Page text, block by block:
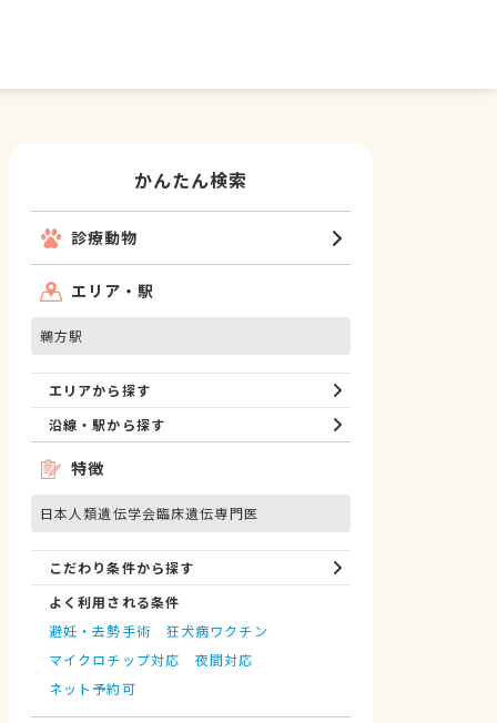
かんたん検索
診療動物
エリア・駅
鵜方駅
エリアから探す
沿線・駅から探す
特徴
日本人類遺伝学会臨床遺伝専門医
こだわり条件から探す
よく利用される条件
避妊・去勢手術
狂犬病ワクチン
マイクロチップ対応
夜間対応
ネット予約可